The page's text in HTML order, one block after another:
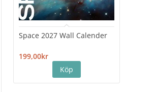
Space 2027 Wall Calender
199,00kr